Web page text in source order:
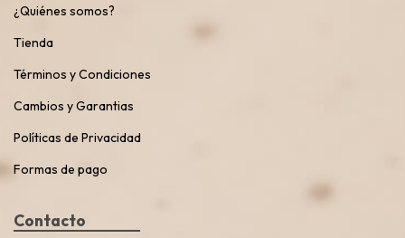
¿Quiénes somos?
Tienda
Términos y Condiciones
Cambios y Garantias
Políticas de Privacidad
Formas de pago
Contacto